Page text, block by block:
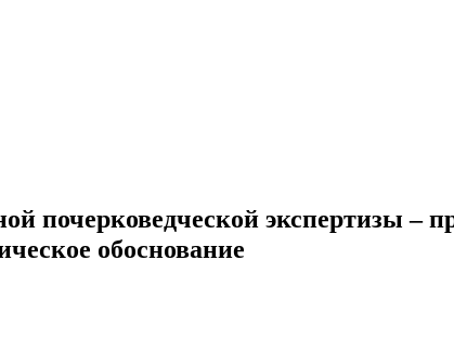
почерковедческой экспертизы –
обоснование